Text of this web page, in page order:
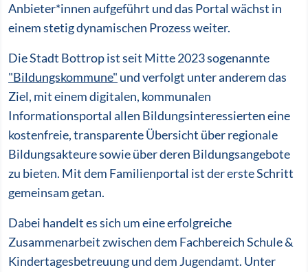
Anbieter*innen aufgeführt und das Portal wächst in
einem stetig dynamischen Prozess weiter.
Die Stadt Bottrop ist seit Mitte 2023 sogenannte
"Bildungskommune" und verfolgt unter anderem das
Ziel, mit einem digitalen, kommunalen
Informationsportal allen Bildungsinteressierten eine
kostenfreie, transparente Übersicht über regionale
Bildungsakteure sowie über deren Bildungsangebote
zu bieten. Mit dem Familienportal ist der erste Schritt
gemeinsam getan.
Dabei handelt es sich um eine erfolgreiche
Zusammenarbeit zwischen dem Fachbereich Schule &
Kindertagesbetreuung und dem Jugendamt. Unter